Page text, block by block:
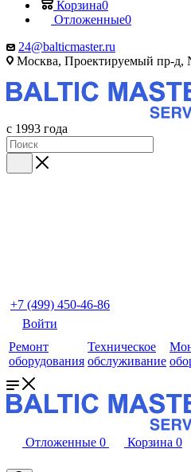
Корзина0
Отложенные0
24@balticmaster.ru
Москва, Проектируемый пр-д,
с 1993 года
+7 (499) 450-46-86
Войти
Ремонт
оборудования
Техническое
обслуживание
Отложенные 0 Корзина 0